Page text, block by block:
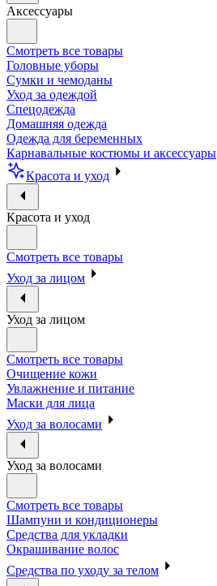
Аксессуары
Смотреть все товары
Головные уборы
Сумки и чемоданы
Уход за одеждой
Спецодежда
Домашняя одежда
Одежда для беременных
Карнавальные костюмы и аксессуары
Красота и уход
Красота и уход
Смотреть все товары
Уход за лицом
Уход за лицом
Смотреть все товары
Очищение кожи
Увлажнение и питание
Маски для лица
Уход за волосами
Уход за волосами
Смотреть все товары
Шампуни и кондиционеры
Средства для укладки
Окрашивание волос
Средства по уходу за телом